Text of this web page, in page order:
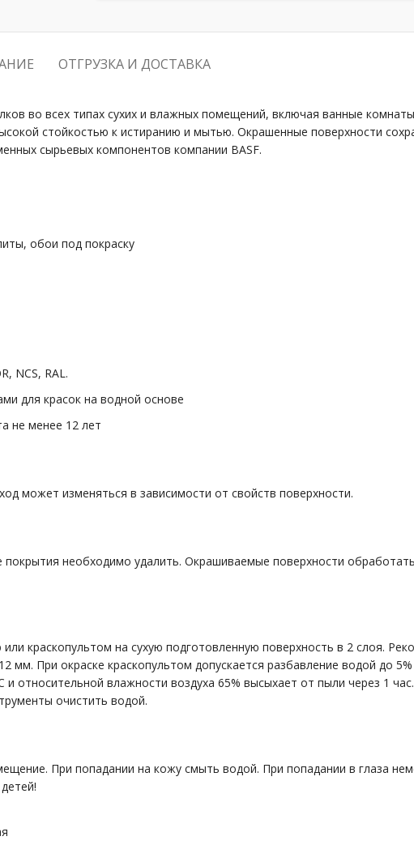
ОТГРУЗКА И ДОСТАВКА
во всех типах сухих и влажных помещений, включая ванные
стойкостью к истиранию и мытью. Окрашенные поверхности
сырьевых компонентов компании BASF.
обои под покраску
NCS, RAL.
для красок на водной основе
не менее 12 лет
может изменяться в зависимости от свойств поверхности.
необходимо удалить. Окрашиваемые поверхности
краскопультом на сухую подготовленную поверхность в 2 слоя.
При окраске краскопультом допускается разбавление водой до
относительной влажности воздуха 65% высыхает от пыли через 1
очистить водой.
При попадании на кожу смыть водой. При попадании в глаза